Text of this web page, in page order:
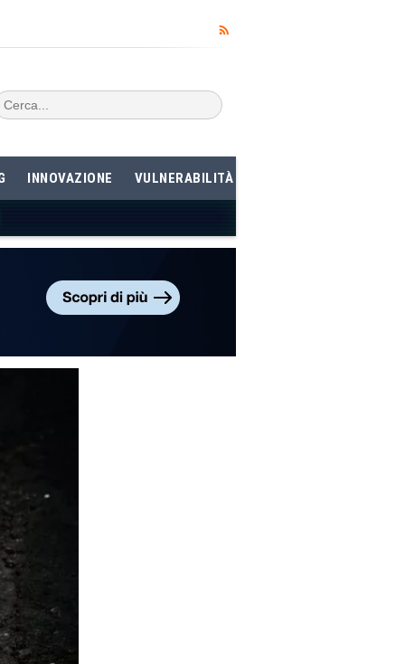
INNOVAZIONE VULNERABILITÀ